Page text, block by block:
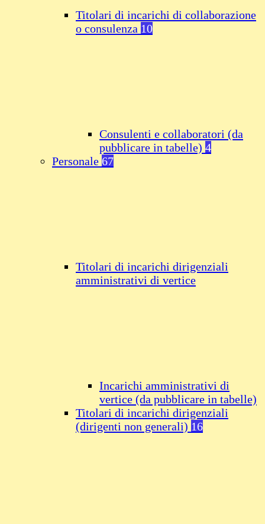
Titolari di incarichi di collaborazione
o consulenza 10
Consulenti e collaboratori (da
pubblicare in tabelle) 4
Personale 67
Titolari di incarichi dirigenziali
amministrativi di vertice
Incarichi amministrativi di
vertice (da pubblicare in tabelle)
Titolari di incarichi dirigenziali
(dirigenti non generali) 16